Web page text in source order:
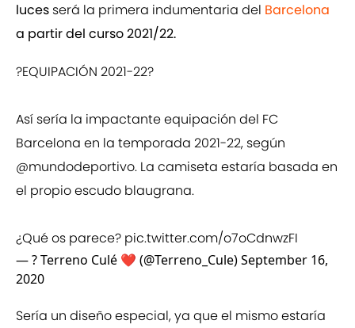
luces será la primera indumentaria del Barcelona
a partir del curso 2021/22.
?EQUIPACIÓN 2021-22?
Así sería la impactante equipación del FC
Barcelona en la temporada 2021-22, según
@mundodeportivo. La camiseta estaría basada en
el propio escudo blaugrana.
¿Qué os parece? pic.twitter.com/o7oCdnwzFI
— ? Terreno Culé ❤️ (@Terreno_Cule)September 16,
2020
Sería un diseño especial, ya que el mismo estaría